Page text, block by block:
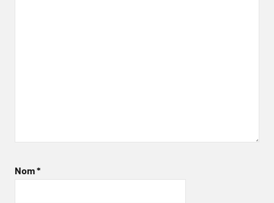
Nom*